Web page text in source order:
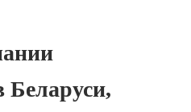
Беларуси,